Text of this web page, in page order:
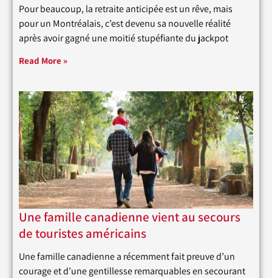
Pour beaucoup, la retraite anticipée est un rêve, mais
pour un Montréalais, c’est devenu sa nouvelle réalité
après avoir gagné une moitié stupéfiante du jackpot
Read More »
Une famille canadienne vient au secours
de touristes américains
Une famille canadienne a récemment fait preuve d’un
courage et d’une gentillesse remarquables en secourant